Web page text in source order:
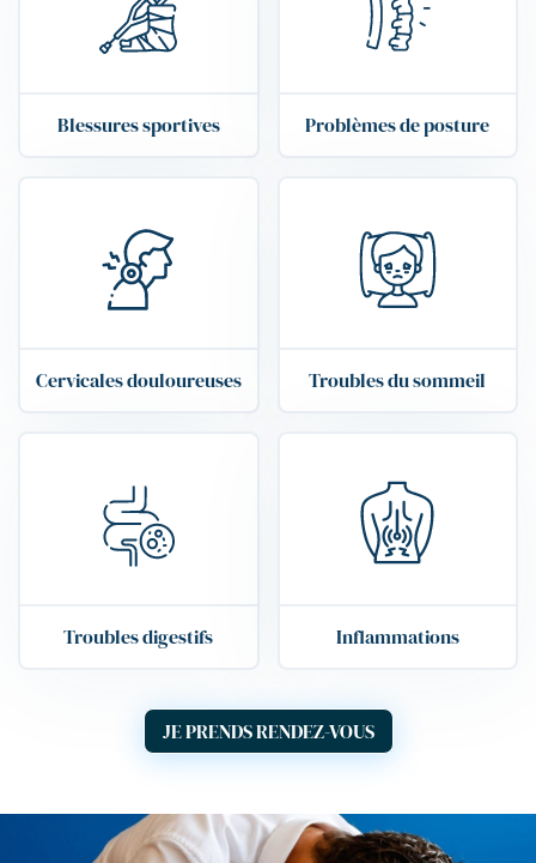
Blessures sportives Problèmes de posture
Cervicales douloureuses Troubles du sommeil
Troubles digestifs Inflammations
JE PRENDS RENDEZ-VOUS